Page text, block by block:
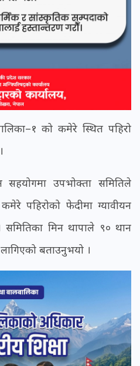
को कमेरे स्थित पहिरो
सहयोगमा उपभोक्ता समितिले
पहिरोको फेदीमा ग्यावीयन
समितिका मिन थापाले ९० थान
बताउनुभयो ।